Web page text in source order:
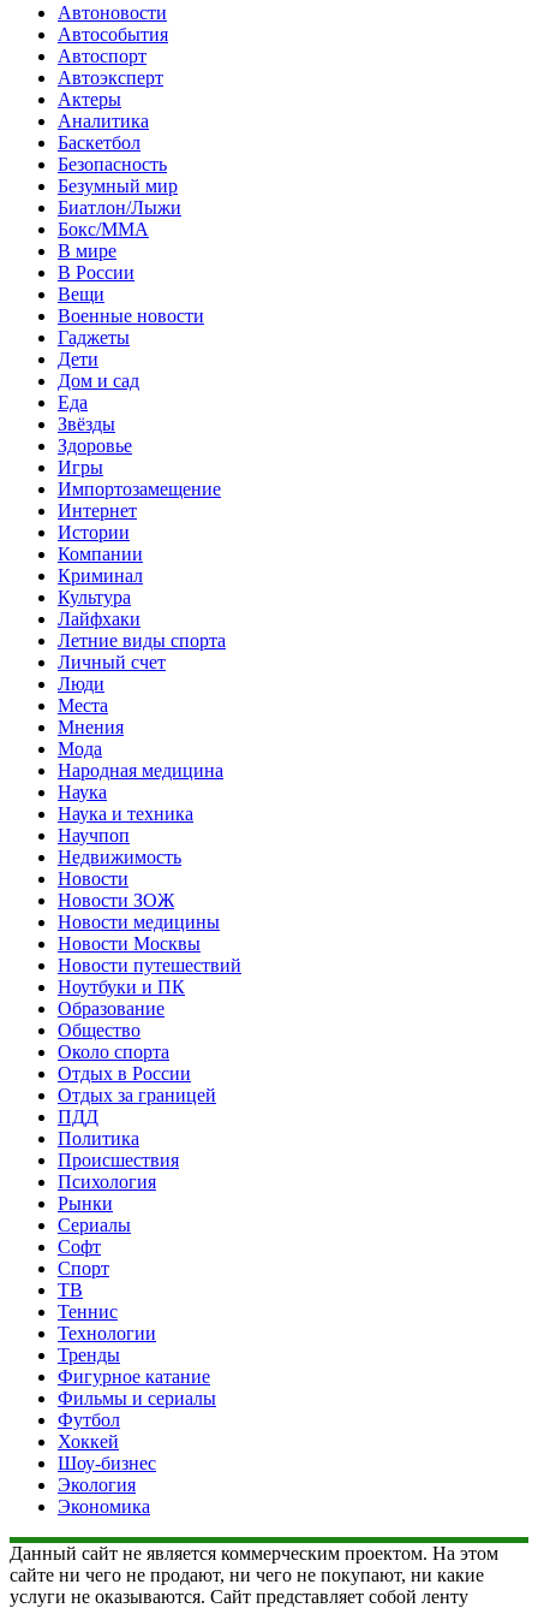
Автоновости
Автособытия
Автоспорт
Автоэксперт
Актеры
Аналитика
Баскетбол
Безопасность
Безумный мир
Биатлон/Лыжи
Бокс/MMA
В мире
В России
Вещи
Военные новости
Гаджеты
Дети
Дом и сад
Еда
Звёзды
Здоровье
Игры
Импортозамещение
Интернет
Истории
Компании
Криминал
Культура
Лайфхаки
Летние виды спорта
Личный счет
Люди
Места
Мнения
Мода
Народная медицина
Наука
Наука и техника
Научпоп
Недвижимость
Новости
Новости ЗОЖ
Новости медицины
Новости Москвы
Новости путешествий
Ноутбуки и ПК
Образование
Общество
Около спорта
Отдых в России
Отдых за границей
ПДД
Политика
Происшествия
Психология
Рынки
Сериалы
Софт
Спорт
ТВ
Теннис
Технологии
Тренды
Фигурное катание
Фильмы и сериалы
Футбол
Хоккей
Шоу-бизнес
Экология
Экономика
Данный сайт не является коммерческим проектом. На этом
сайте ни чего не продают, ни чего не покупают, ни какие
услуги не оказываются. Сайт представляет собой ленту